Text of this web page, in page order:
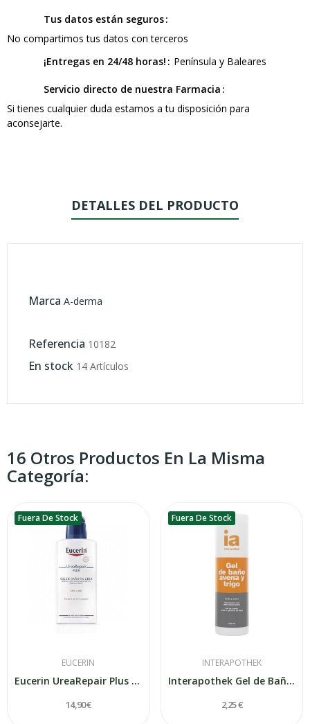
Tus datos están seguros
No compartimos tus datos con terceros
¡Entregas en 24/48 horas!
Península y Baleares
Servicio directo de nuestra Farmacia
Si tienes cualquier duda estamos a tu disposición para
aconsejarte.
DETALLES DEL PRODUCTO
Marca A-derma
Referencia 10182
En stock 14 Artículos
16 Otros Productos En La Misma
Categoría:
Fuera De Stock
EUCERIN
Eucerin UreaRepair Plus Gel de Baño 5% Urea 400ml
14,90 €
Fuera De Stock
INTERAPOTHEK
Interapothek Gel de Baño Avena y Trigo 750ml
2,25 €